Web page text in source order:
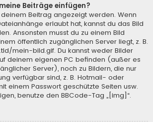
Beiträge einfügen?
Beitrag angezeigt werden. Wenn
erlaubt hat, kannst du das Bild
Ansonsten musst du zu einem Bild
öffentlich zugänglichen Server liegt, z. B.
mein-bild.gif. Du kannst weder Bilder
deinem eigenen PC befinden (außer es
Server), noch zu Bildern, die nur
verfügbar sind, z. B. Hotmail- oder
einem Passwort geschützte Seiten usw.
benutze den BBCode-Tag „[img]“.